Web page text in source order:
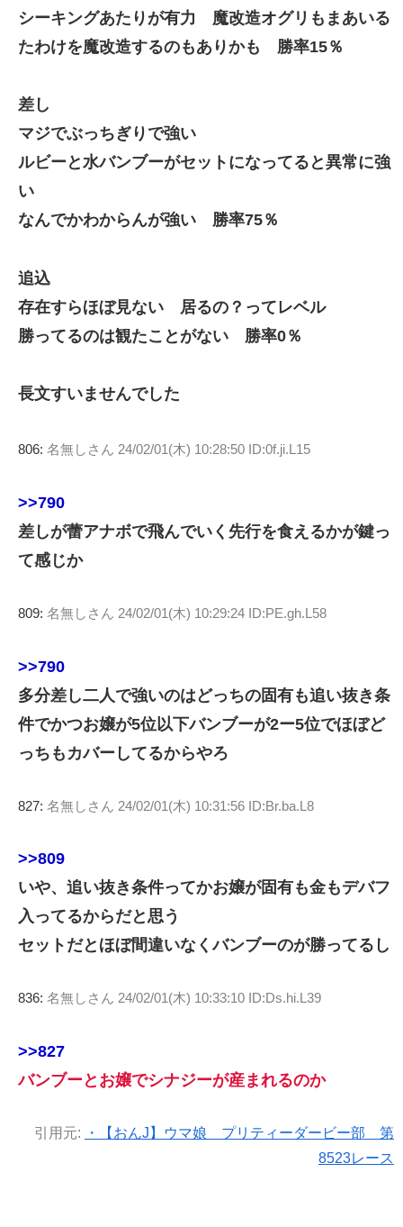
シーキングあたりが有力 魔改造オグリもまあいる
たわけを魔改造するのもありかも 勝率15％
差し
マジでぶっちぎりで強い
ルビーと水バンブーがセットになってると異常に強
い
なんでかわからんが強い 勝率75％
追込
存在すらほぼ見ない 居るの？ってレベル
勝ってるのは観たことがない 勝率0％
長文すいませんでした
806: 名無しさん 24/02/01(木) 10:28:50 ID:0f.ji.L15
>>790
差しが蕾アナボで飛んでいく先行を食えるかが鍵っ
て感じか
809: 名無しさん 24/02/01(木) 10:29:24 ID:PE.gh.L58
>>790
多分差し二人で強いのはどっちの固有も追い抜き条
件でかつお嬢が5位以下バンブーが2ー5位でほぼど
っちもカバーしてるからやろ
827: 名無しさん 24/02/01(木) 10:31:56 ID:Br.ba.L8
>>809
いや、追い抜き条件ってかお嬢が固有も金もデバフ
入ってるからだと思う
セットだとほぼ間違いなくバンブーのが勝ってるし
836: 名無しさん 24/02/01(木) 10:33:10 ID:Ds.hi.L39
>>827
バンブーとお嬢でシナジーが産まれるのか
引用元:
・【おんJ】ウマ娘 プリティーダービー部 第
8523レース